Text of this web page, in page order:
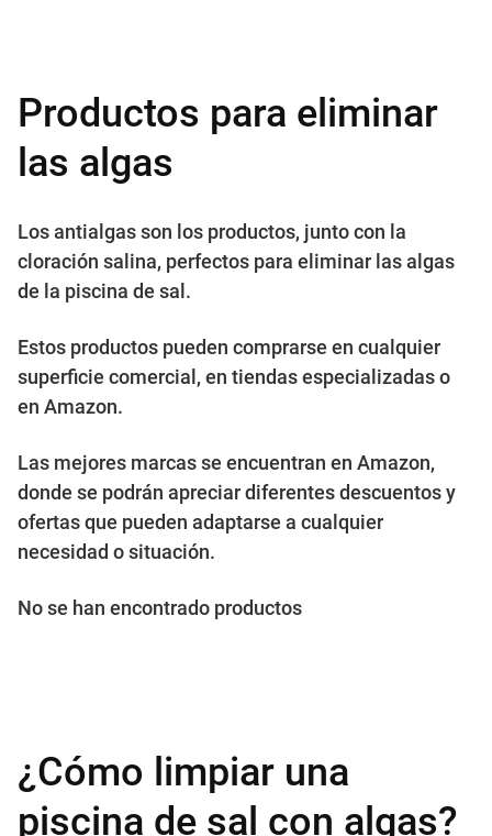
Productos para eliminar
las algas
Los antialgas son los productos, junto con la
cloración salina, perfectos para eliminar las algas
de la piscina de sal.
Estos productos pueden comprarse en cualquier
superficie comercial, en tiendas especializadas o
en Amazon.
Las mejores marcas se encuentran en Amazon,
donde se podrán apreciar diferentes descuentos y
ofertas que pueden adaptarse a cualquier
necesidad o situación.
No se han encontrado productos
¿Cómo limpiar una
piscina de sal con algas?